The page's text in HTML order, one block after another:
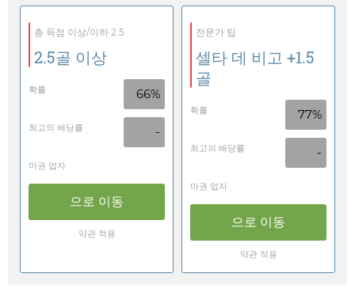
총 득점 이상/이하 2.5
2.5골 이상
확률 66%
최고의 배당률 -
마권 업자
으로 이동
약관 적용
전문가 팁
셀타 데 비고 +1.5
골
확률 77%
최고의 배당률 -
마권 업자
으로 이동
약관 적용